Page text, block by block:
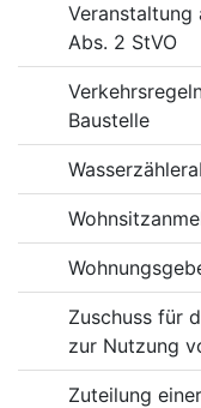
Abs. 2 StVO
Baustelle
Zuschuss für
zur Nutzung
Zuteilung